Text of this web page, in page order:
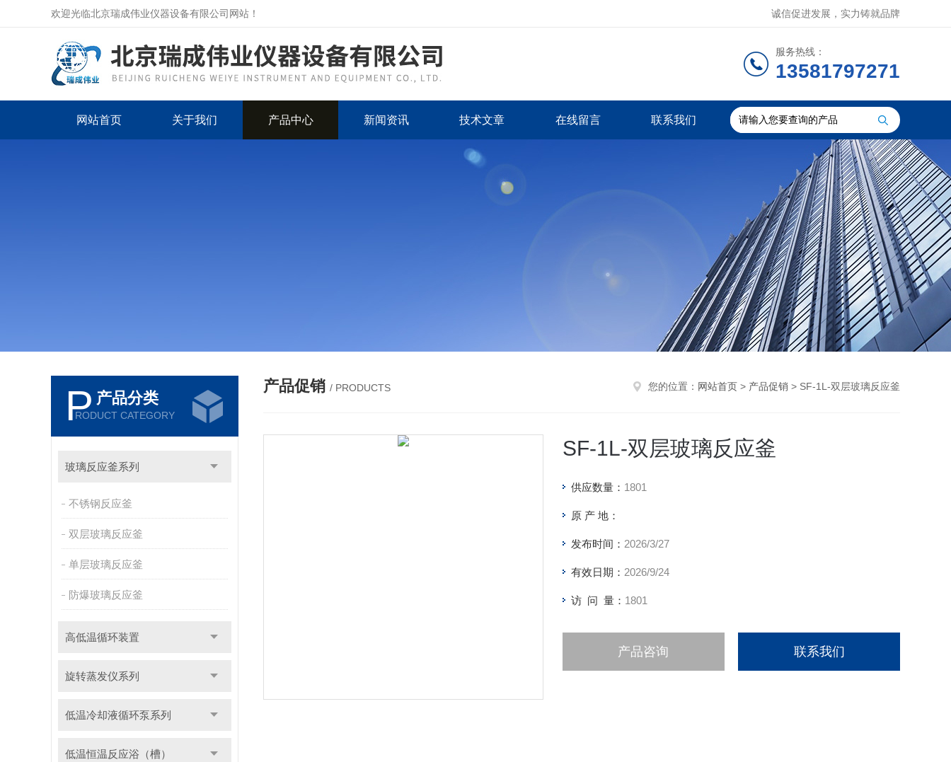
欢迎光临北京瑞成伟业仪器设备有限公司网站！ 诚信促进发展，实力铸就品牌
服务热线：
13581797271
网站首页 关于我们 产品中心 新闻资讯 技术文章 在线留言 联系我们
P 产品分类
RODUCT CATEGORY
玻璃反应釜系列
不锈钢反应釜
双层玻璃反应釜
单层玻璃反应釜
防爆玻璃反应釜
高低温循环装置
旋转蒸发仪系列
低温冷却液循环泵系列
低温恒温反应浴（槽）
产品促销 / PRODUCTS 您的位置： 网站首页 > 产品促销 > SF-1L-双层玻璃反应釜
SF-1L-双层玻璃反应釜
供应数量： 1801
原 产 地：
发布时间： 2026/3/27
有效日期： 2026/9/24
访 问 量： 1801
产品咨询 联系我们